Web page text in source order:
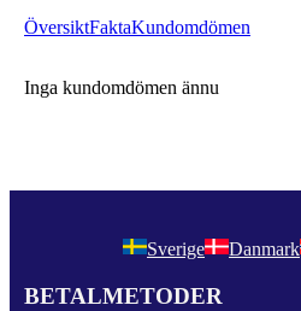
ÖversiktFaktaKundomdömen
Inga kundomdömen ännu
Sverige Danmark
BETALMETODER